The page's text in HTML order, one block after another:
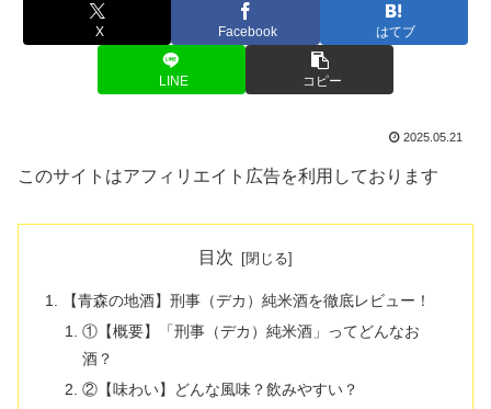
X Facebook はてブ
LINE コピー
2025.05.21
このサイトはアフィリエイト広告を利用しております
目次
【青森の地酒】刑事（デカ）純米酒を徹底レビュー！
①【概要】「刑事（デカ）純米酒」ってどんなお
酒？
②【味わい】どんな風味？飲みやすい？